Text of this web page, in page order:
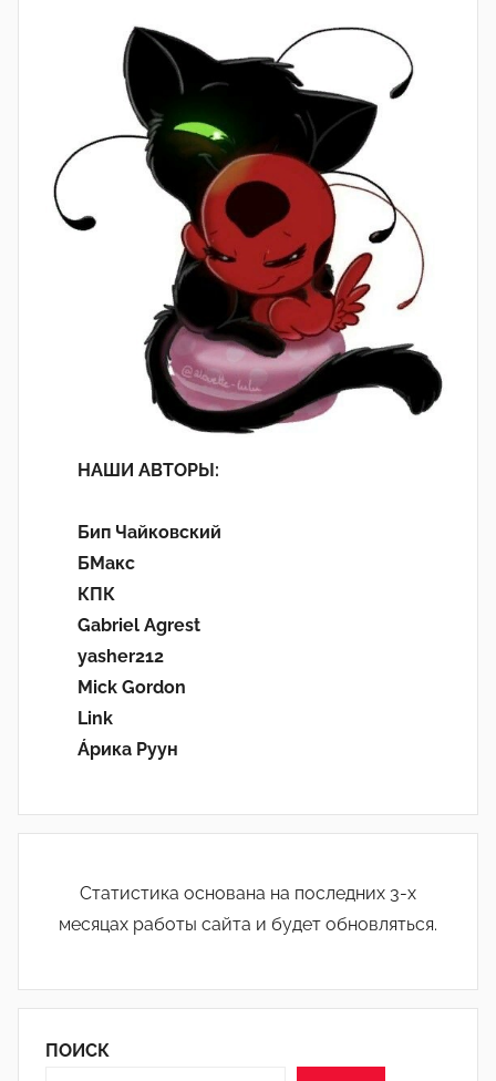
НАШИ АВТОРЫ:
Бип Чайковский
БМакс
КПК
Gabriel Agrest
yasher212
Mick Gordon
Link
Áрика Руун
Статистика основана на последних 3-х
месяцах работы сайта и будет обновляться.
ПОИСК